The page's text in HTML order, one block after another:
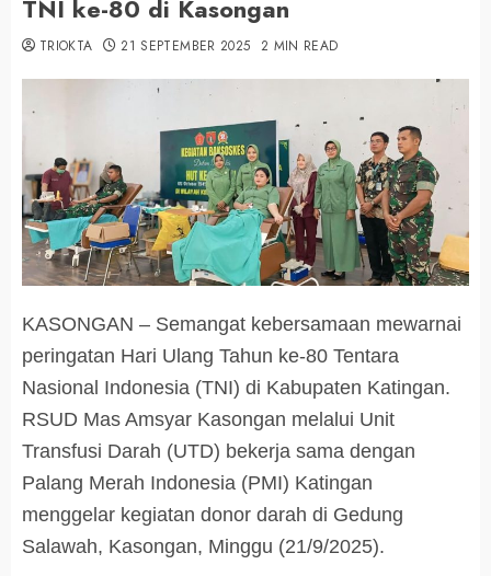
TNI ke-80 di Kasongan
TRIOKTA 21 SEPTEMBER 2025 2 MIN READ
KASONGAN – Semangat kebersamaan mewarnai
peringatan Hari Ulang Tahun ke-80 Tentara
Nasional Indonesia (TNI) di Kabupaten Katingan.
RSUD Mas Amsyar Kasongan melalui Unit
Transfusi Darah (UTD) bekerja sama dengan
Palang Merah Indonesia (PMI) Katingan
menggelar kegiatan donor darah di Gedung
Salawah, Kasongan, Minggu (21/9/2025).